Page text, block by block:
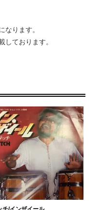
ります。
しております。